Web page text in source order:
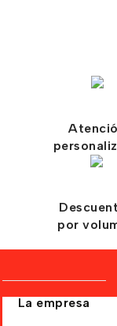
por
La empresa